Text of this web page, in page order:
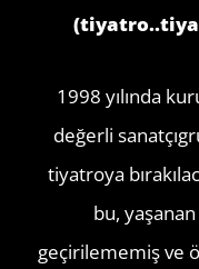
1998 yılında
değerli
tiyatroya
bu,
geçirilememiş ve